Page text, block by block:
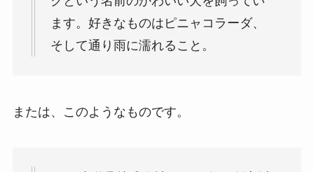
ます。好きなものはピニャコラーダ、
そして通り雨に濡れること。
または、このようなものです。